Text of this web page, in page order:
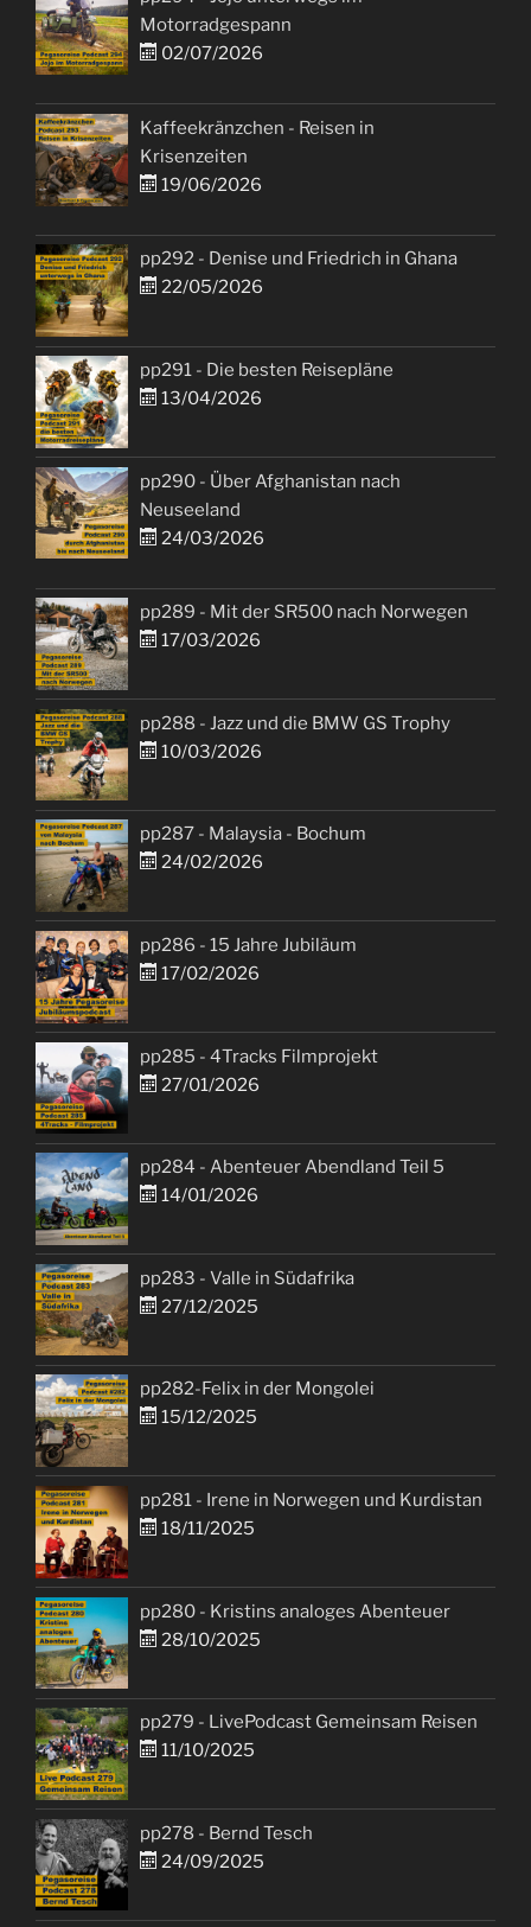
Motorradgespann
02/07/2026
Kaffeekränzchen - Reisen in
Krisenzeiten
19/06/2026
pp292 - Denise und Friedrich in Ghana
22/05/2026
pp291 - Die besten Reisepläne
13/04/2026
pp290 - Über Afghanistan nach
Neuseeland
24/03/2026
pp289 - Mit der SR500 nach Norwegen
17/03/2026
pp288 - Jazz und die BMW GS Trophy
10/03/2026
pp287 - Malaysia - Bochum
24/02/2026
pp286 - 15 Jahre Jubiläum
17/02/2026
pp285 - 4Tracks Filmprojekt
27/01/2026
pp284 - Abenteuer Abendland Teil 5
14/01/2026
pp283 - Valle in Südafrika
27/12/2025
pp282-Felix in der Mongolei
15/12/2025
pp281 - Irene in Norwegen und Kurdistan
18/11/2025
pp280 - Kristins analoges Abenteuer
28/10/2025
pp279 - LivePodcast Gemeinsam Reisen
11/10/2025
pp278 - Bernd Tesch
24/09/2025